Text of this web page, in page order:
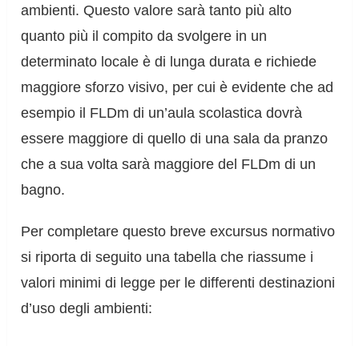
ambienti. Questo valore sarà tanto più alto
quanto più il compito da svolgere in un
determinato locale è di lunga durata e richiede
maggiore sforzo visivo, per cui è evidente che ad
esempio il FLDm di un’aula scolastica dovrà
essere maggiore di quello di una sala da pranzo
che a sua volta sarà maggiore del FLDm di un
bagno.
Per completare questo breve excursus normativo
si riporta di seguito una tabella che riassume i
valori minimi di legge per le differenti destinazioni
d’uso degli ambienti: